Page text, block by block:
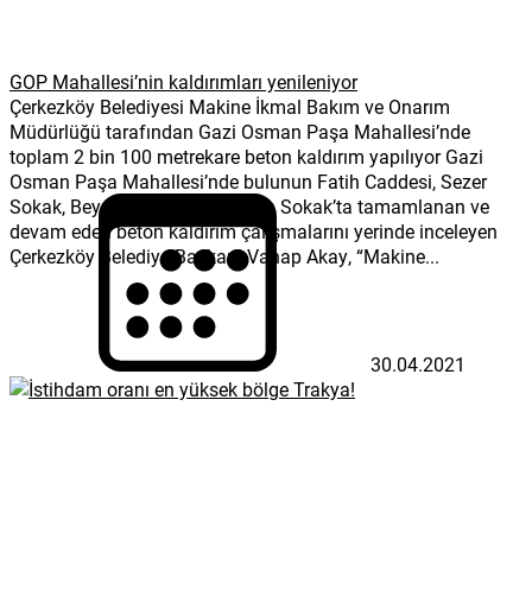
GOP Mahallesi’nin kaldırımları yenileniyor
Çerkezköy Belediyesi Makine İkmal Bakım ve Onarım
Müdürlüğü tarafından Gazi Osman Paşa Mahallesi’nde
toplam 2 bin 100 metrekare beton kaldırım yapılıyor Gazi
Osman Paşa Mahallesi’nde bulunun Fatih Caddesi, Sezer
Sokak, Beyazsu Sokak ile Ergün Sokak’ta tamamlanan ve
devam eden beton kaldırım çalışmalarını yerinde inceleyen
Çerkezköy Belediye Başkanı Vahap Akay, “Makine...
30.04.2021